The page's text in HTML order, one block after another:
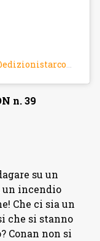
Un post condiviso da Star Comics (@edizionistarcomics)
n. 39
su un
un incendio
Che ci sia un
che si stanno
Conan non si